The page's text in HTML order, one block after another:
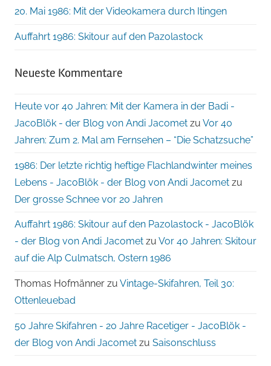
20. Mai 1986: Mit der Videokamera durch Itingen
Auffahrt 1986: Skitour auf den Pazolastock
Neueste Kommentare
Heute vor 40 Jahren: Mit der Kamera in der Badi -
JacoBlök - der Blog von Andi Jacomet zu Vor 40
Jahren: Zum 2. Mal am Fernsehen – “Die Schatzsuche”
1986: Der letzte richtig heftige Flachlandwinter meines
Lebens - JacoBlök - der Blog von Andi Jacomet zu
Der grosse Schnee vor 20 Jahren
Auffahrt 1986: Skitour auf den Pazolastock - JacoBlök
- der Blog von Andi Jacomet zu Vor 40 Jahren: Skitour
auf die Alp Culmatsch, Ostern 1986
Thomas Hofmänner zu Vintage-Skifahren, Teil 30:
Ottenleuebad
50 Jahre Skifahren - 20 Jahre Racetiger - JacoBlök -
der Blog von Andi Jacomet zu Saisonschluss